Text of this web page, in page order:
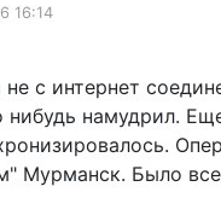
16:14
с интернет
нибудь намудрил.
Мурманск. Было